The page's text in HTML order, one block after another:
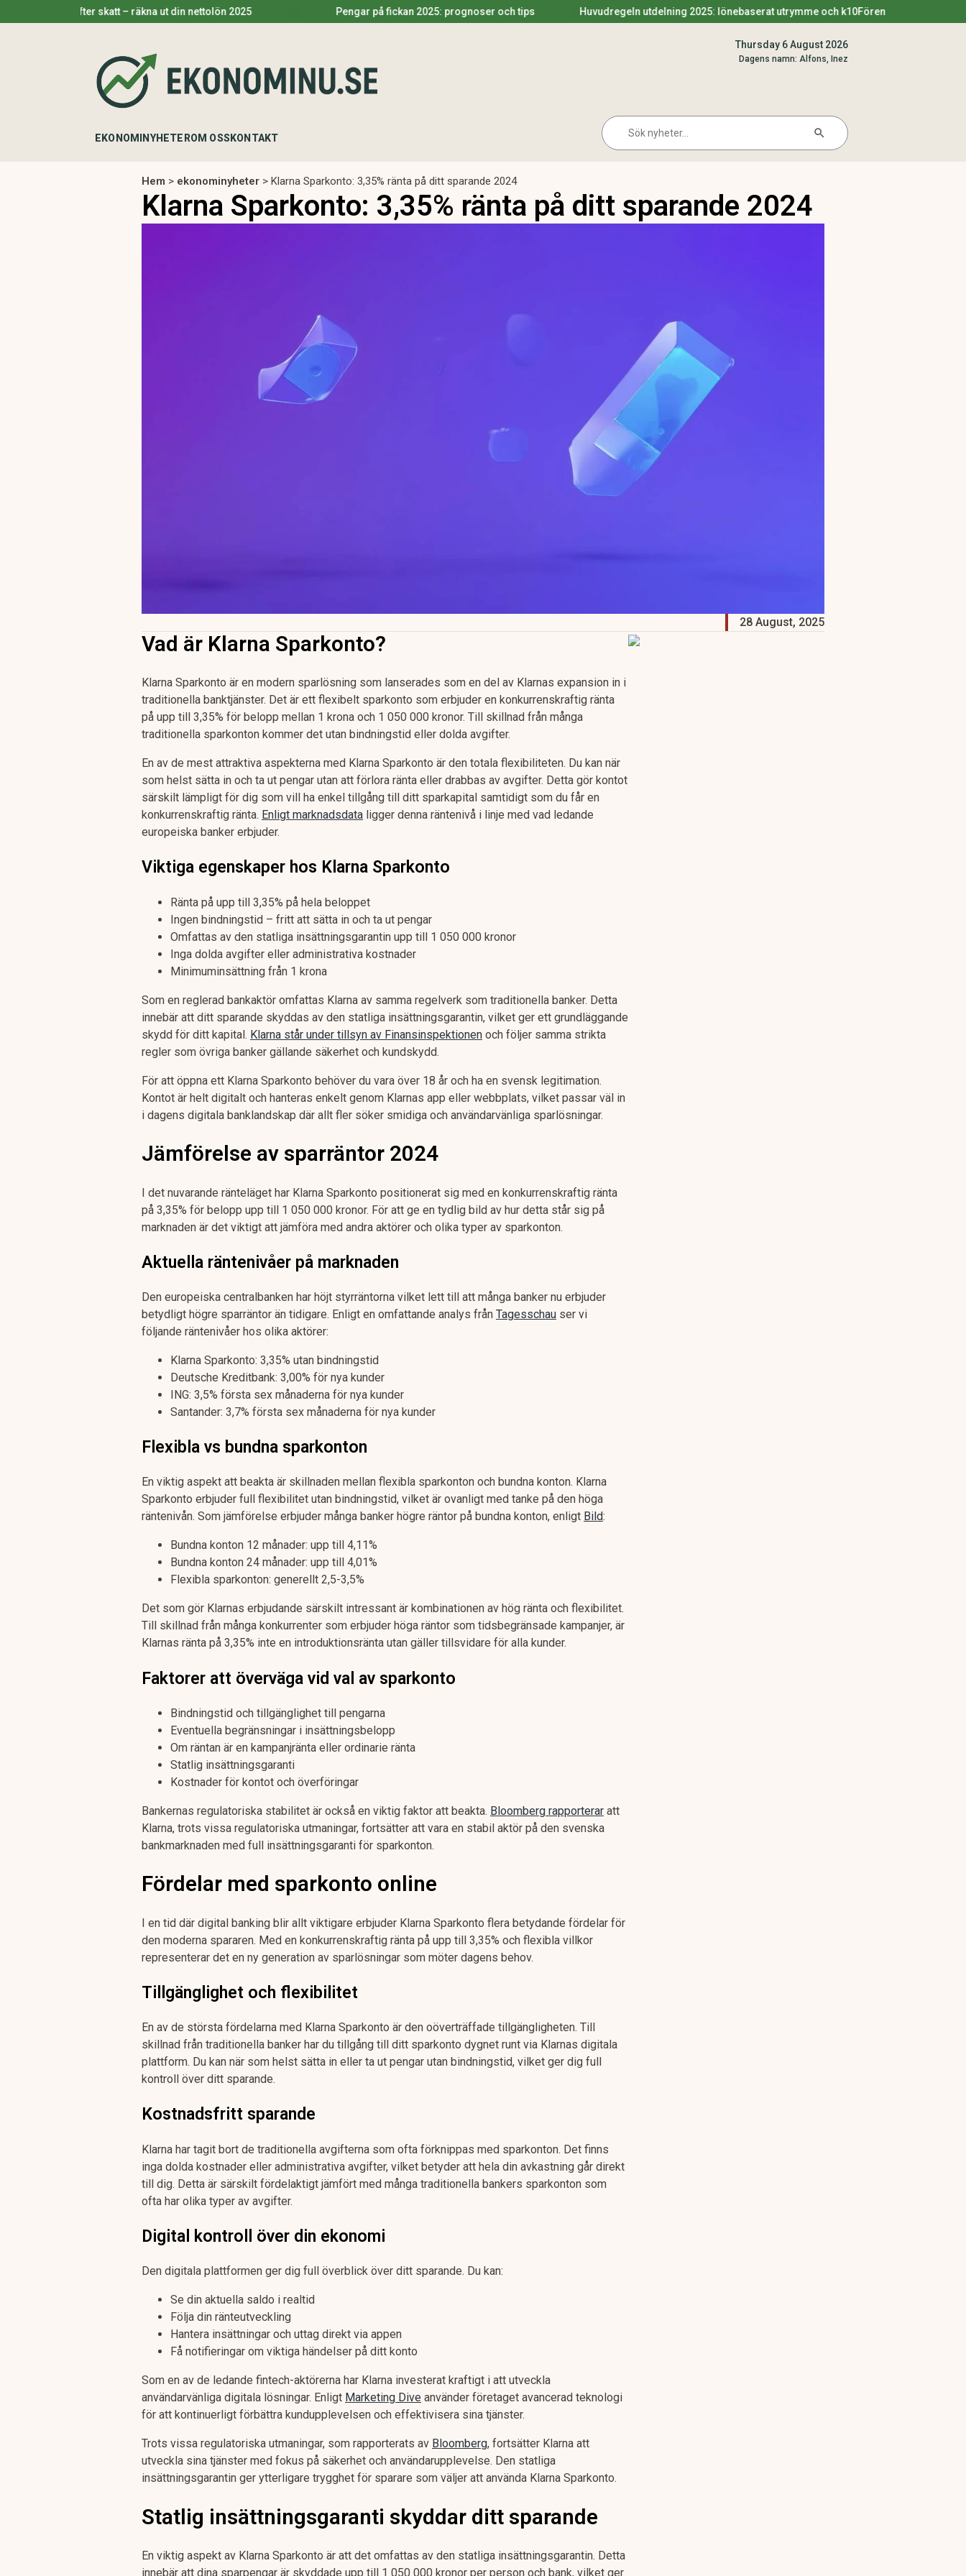
Lön efter skatt – räkna ut din nettolön 2025 Pengar på fickan 2025: prognoser och tips Huvudregeln utdelning 2025: lönebaserat utrymme och k10Förenklingsregeln utdelning
EKONOMINYHETEROM OSS KONTAKT
Thursday 6 August 2026
Dagens namn: Alfons, Inez
for:
Search Button
Hem > ekonominyheter > Klarna Sparkonto: 3,35% ränta på ditt sparande 2024
Klarna Sparkonto: 3,35% ränta på ditt sparande 2024
28 August, 2025
Vad är Klarna Sparkonto?
Klarna Sparkonto är en modern sparlösning som lanserades som en del av Klarnas expansion in i
traditionella banktjänster. Det är ett flexibelt sparkonto som erbjuder en konkurrenskraftig ränta
på upp till 3,35% för belopp mellan 1 krona och 1 050 000 kronor. Till skillnad från många
traditionella sparkonton kommer det utan bindningstid eller dolda avgifter.
En av de mest attraktiva aspekterna med Klarna Sparkonto är den totala flexibiliteten. Du kan när
som helst sätta in och ta ut pengar utan att förlora ränta eller drabbas av avgifter. Detta gör kontot
särskilt lämpligt för dig som vill ha enkel tillgång till ditt sparkapital samtidigt som du får en
konkurrenskraftig ränta. Enligt marknadsdata ligger denna räntenivå i linje med vad ledande
europeiska banker erbjuder.
Viktiga egenskaper hos Klarna Sparkonto
Ränta på upp till 3,35% på hela beloppet
Ingen bindningstid – fritt att sätta in och ta ut pengar
Omfattas av den statliga insättningsgarantin upp till 1 050 000 kronor
Inga dolda avgifter eller administrativa kostnader
Minimuminsättning från 1 krona
Som en reglerad bankaktör omfattas Klarna av samma regelverk som traditionella banker. Detta
innebär att ditt sparande skyddas av den statliga insättningsgarantin, vilket ger ett grundläggande
skydd för ditt kapital. Klarna står under tillsyn av Finansinspektionen och följer samma strikta
regler som övriga banker gällande säkerhet och kundskydd.
För att öppna ett Klarna Sparkonto behöver du vara över 18 år och ha en svensk legitimation.
Kontot är helt digitalt och hanteras enkelt genom Klarnas app eller webbplats, vilket passar väl in
i dagens digitala banklandskap där allt fler söker smidiga och användarvänliga sparlösningar.
Jämförelse av sparräntor 2024
I det nuvarande ränteläget har Klarna Sparkonto positionerat sig med en konkurrenskraftig ränta
på 3,35% för belopp upp till 1 050 000 kronor. För att ge en tydlig bild av hur detta står sig på
marknaden är det viktigt att jämföra med andra aktörer och olika typer av sparkonton.
Aktuella räntenivåer på marknaden
Den europeiska centralbanken har höjt styrräntorna vilket lett till att många banker nu erbjuder
betydligt högre sparräntor än tidigare. Enligt en omfattande analys från Tagesschau ser vi
följande räntenivåer hos olika aktörer:
Klarna Sparkonto: 3,35% utan bindningstid
Deutsche Kreditbank: 3,00% för nya kunder
ING: 3,5% första sex månaderna för nya kunder
Santander: 3,7% första sex månaderna för nya kunder
Flexibla vs bundna sparkonton
En viktig aspekt att beakta är skillnaden mellan flexibla sparkonton och bundna konton. Klarna
Sparkonto erbjuder full flexibilitet utan bindningstid, vilket är ovanligt med tanke på den höga
räntenivån. Som jämförelse erbjuder många banker högre räntor på bundna konton, enligt Bild:
Bundna konton 12 månader: upp till 4,11%
Bundna konton 24 månader: upp till 4,01%
Flexibla sparkonton: generellt 2,5-3,5%
Det som gör Klarnas erbjudande särskilt intressant är kombinationen av hög ränta och flexibilitet.
Till skillnad från många konkurrenter som erbjuder höga räntor som tidsbegränsade kampanjer, är
Klarnas ränta på 3,35% inte en introduktionsränta utan gäller tillsvidare för alla kunder.
Faktorer att överväga vid val av sparkonto
Bindningstid och tillgänglighet till pengarna
Eventuella begränsningar i insättningsbelopp
Om räntan är en kampanjränta eller ordinarie ränta
Statlig insättningsgaranti
Kostnader för kontot och överföringar
Bankernas regulatoriska stabilitet är också en viktig faktor att beakta. Bloomberg rapporterar att
Klarna, trots vissa regulatoriska utmaningar, fortsätter att vara en stabil aktör på den svenska
bankmarknaden med full insättningsgaranti för sparkonton.
Fördelar med sparkonto online
I en tid där digital banking blir allt viktigare erbjuder Klarna Sparkonto flera betydande fördelar för
den moderna spararen. Med en konkurrenskraftig ränta på upp till 3,35% och flexibla villkor
representerar det en ny generation av sparlösningar som möter dagens behov.
Tillgänglighet och flexibilitet
En av de största fördelarna med Klarna Sparkonto är den oöverträffade tillgängligheten. Till
skillnad från traditionella banker har du tillgång till ditt sparkonto dygnet runt via Klarnas digitala
plattform. Du kan när som helst sätta in eller ta ut pengar utan bindningstid, vilket ger dig full
kontroll över ditt sparande.
Kostnadsfritt sparande
Klarna har tagit bort de traditionella avgifterna som ofta förknippas med sparkonton. Det finns
inga dolda kostnader eller administrativa avgifter, vilket betyder att hela din avkastning går direkt
till dig. Detta är särskilt fördelaktigt jämfört med många traditionella bankers sparkonton som
ofta har olika typer av avgifter.
Digital kontroll över din ekonomi
Den digitala plattformen ger dig full överblick över ditt sparande. Du kan:
Se din aktuella saldo i realtid
Följa din ränteutveckling
Hantera insättningar och uttag direkt via appen
Få notifieringar om viktiga händelser på ditt konto
Som en av de ledande fintech-aktörerna har Klarna investerat kraftigt i att utveckla
användarvänliga digitala lösningar. Enligt Marketing Dive använder företaget avancerad teknologi
för att kontinuerligt förbättra kundupplevelsen och effektivisera sina tjänster.
Trots vissa regulatoriska utmaningar, som rapporterats av Bloomberg, fortsätter Klarna att
utveckla sina tjänster med fokus på säkerhet och användarupplevelse. Den statliga
insättningsgarantin ger ytterligare trygghet för sparare som väljer att använda Klarna Sparkonto.
Statlig insättningsgaranti skyddar ditt sparande
En viktig aspekt av Klarna Sparkonto är att det omfattas av den statliga insättningsgarantin. Detta
innebär att dina sparpengar är skyddade upp till 1 050 000 kronor per person och bank, vilket ger